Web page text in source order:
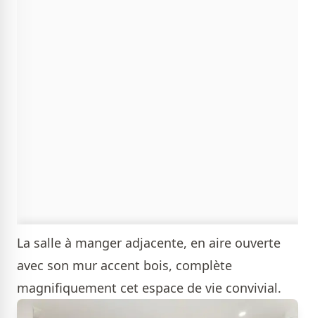
La salle à manger adjacente, en aire ouverte
avec son mur accent bois, complète
magnifiquement cet espace de vie convivial.